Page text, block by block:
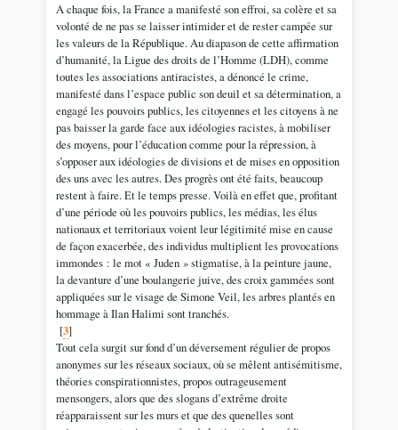
A chaque fois, la France a manifesté son effroi, sa colère et sa
volonté de ne pas se laisser intimider et de rester campée sur
les valeurs de la République. Au diapason de cette affirmation
d’humanité, la Ligue des droits de l’Homme (LDH), comme
toutes les associations antiracistes, a dénoncé le crime,
manifesté dans l’espace public son deuil et sa détermination, a
engagé les pouvoirs publics, les citoyennes et les citoyens à ne
pas baisser la garde face aux idéologies racistes, à mobiliser
des moyens, pour l’éducation comme pour la répression, à
s’opposer aux idéologies de divisions et de mises en opposition
des uns avec les autres. Des progrès ont été faits, beaucoup
restent à faire. Et le temps presse. Voilà en effet que, profitant
d’une période où les pouvoirs publics, les médias, les élus
nationaux et territoriaux voient leur légitimité mise en cause
de façon exacerbée, des individus multiplient les provocations
immondes : le mot « Juden » stigmatise, à la peinture jaune,
la devanture d’une boulangerie juive, des croix gammées sont
appliquées sur le visage de Simone Veil, les arbres plantés en
hommage à Ilan Halimi sont tranchés.
[3]
Tout cela surgit sur fond d’un déversement régulier de propos
anonymes sur les réseaux sociaux, où se mêlent antisémitisme,
théories conspirationnistes, propos outrageusement
mensongers, alors que des slogans d’extrême droite
réapparaissent sur les murs et que des quenelles sont